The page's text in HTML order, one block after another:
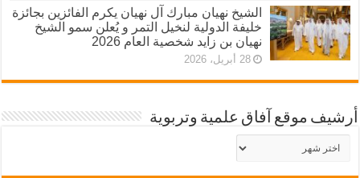
الشيخ نهيان مبارك آل نهيان يكرم الفائزين بجائزة
خليفة الدولية لنخيل التمر و يُعلن سمو الشيخ
نهيان بن زايد شخصية العام 2026
28 أبريل، 2026
أرشيف موقع آفاق علمية وتربوية
أرشيف
موقع